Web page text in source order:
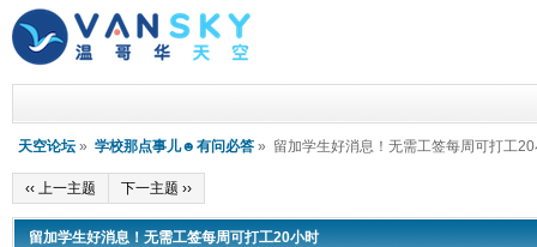
天空论坛 » 学校那点事儿☻有问必答 » 留加学生好消息！无需工签每周可打工
‹‹ 上一主题 下一主题 ››
留加学生好消息！无需工签每周可打工20小时